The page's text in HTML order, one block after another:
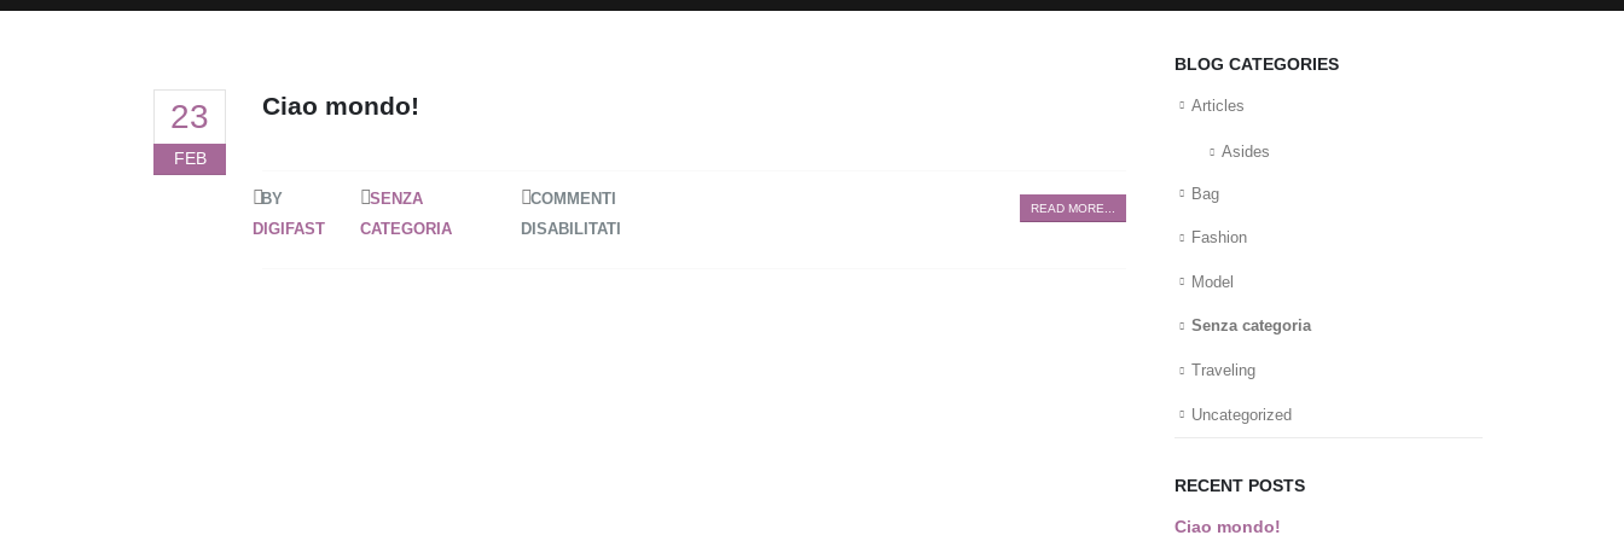
23
FEB
Ciao mondo!
BY
DIGIFAST
SENZA
CATEGORIA
COMMENTI
DISABILITATI
READ MORE...
BLOG CATEGORIES
Articles
Asides
Bag
Fashion
Model
Senza categoria
Traveling
Uncategorized
RECENT POSTS
Ciao mondo!